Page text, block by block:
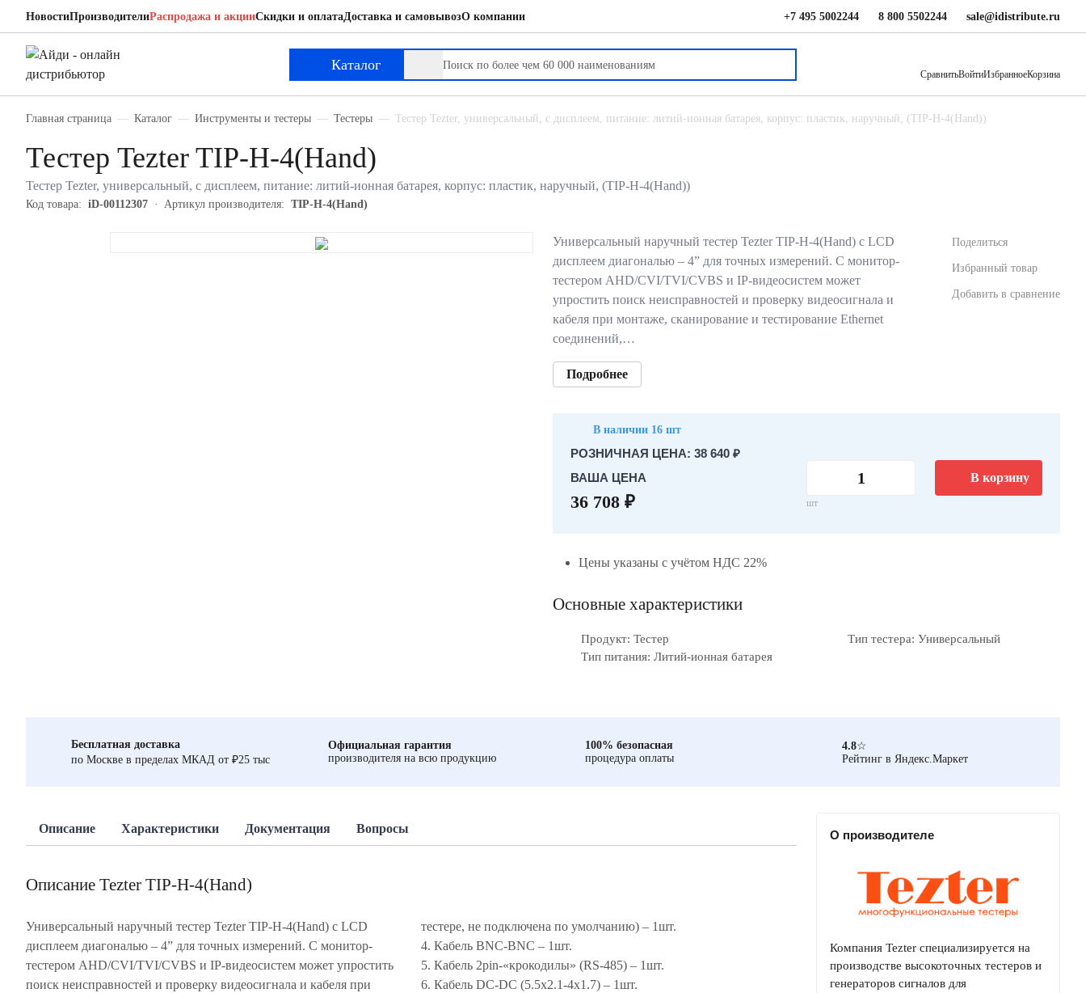
НовостиПроизводителиРаспродажа и акцииСкидки и оплатаДоставка и самовывозО компании +7 495 5002244 8 800 5502244 sale@idistribute.ru
Каталог
СравнитьВойтиИзбранноеКорзина
Главная страница Каталог Инструменты и тестеры Тестеры Тестер Tezter, универсальный, с дисплеем, питание: литий-ионная батарея, корпус: пластик, наручный, (TIP-H-4(Hand))
Тестер Tezter TIP-H-4(Hand)
Тестер Tezter, универсальный, с дисплеем, питание: литий-ионная батарея, корпус: пластик, наручный, (TIP-H-4(Hand))
Код товара: iD-00112307 Артикул производителя: TIP-H-4(Hand)
Универсальный наручный тестер Tezter TIP-H-4(Hand) с LCD
дисплеем диагональю – 4” для точных измерений. С монитор-
тестером AHD/CVI/TVI/CVBS и IP-видеосистем может
упростить поиск неисправностей и проверку видеосигнала и
кабеля при монтаже, сканирование и тестирование Ethernet
соединений,…
Подробнее
Поделиться
Избранный товар
Добавить в сравнение
В наличии 16 шт
РОЗНИЧНАЯ ЦЕНА: 38 640 ₽
ВАША ЦЕНА
36 708 ₽ шт
В корзину
Цены указаны с учётом НДС 22%
Основные характеристики
Продукт: Тестер
Тип тестера: Универсальный
Тип питания: Литий-ионная батарея
Бесплатная доставка
по Москве в пределах МКАД от ₽25 тыс
Официальная гарантия
производителя на всю продукцию
100% безопасная
процедура оплаты
4.8☆
Рейтинг в Яндекс.Маркет
Описание Характеристики Документация Вопросы
Описание Tezter TIP-H-4(Hand)
Универсальный наручный тестер Tezter TIP-H-4(Hand) с LCD
дисплеем диагональю – 4” для точных измерений. С монитор-
тестером AHD/CVI/TVI/CVBS и IP-видеосистем может упростить
поиск неисправностей и проверку видеосигнала и кабеля при
тестере, не подключена по умолчанию) – 1шт.
4. Кабель BNC-BNC – 1шт.
5. Кабель 2pin-«крокодилы» (RS-485) – 1шт.
6. Кабель DC-DC (5.5х2.1-4х1.7) – 1шт.
О производителе
Компания Tezter специализируется на
производстве высокоточных тестеров и
генераторов сигналов для
Tezter TIP-H-4(Hand)
Тестер